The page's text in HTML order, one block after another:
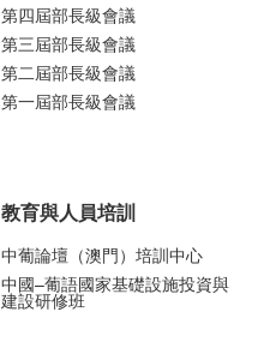
第四屆部長級會議
第三屆部長級會議
第二屆部長級會議
第一屆部長級會議
教育與人員培訓
中葡論壇（澳門）培訓中心
中國–葡語國家基礎設施投資與
建設研修班